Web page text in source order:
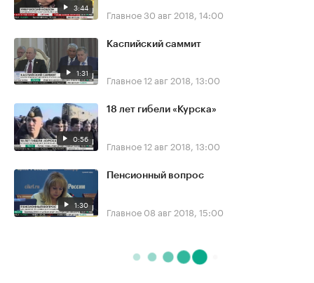
3:44 Главное30 авг 2018, 14:00
1:31
Каспийский саммит
Главное12 авг 2018, 13:00
0:56
18 лет гибели «Курска»
Главное12 авг 2018, 13:00
1:30
Пенсионный вопрос
Главное 08 авг 2018, 15:00